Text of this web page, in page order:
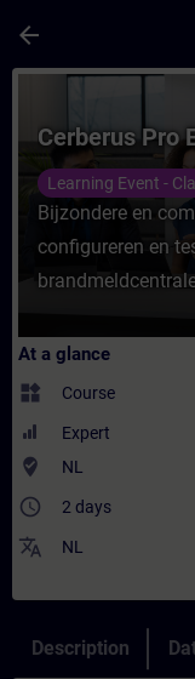
arrow_back
Course -
Cerberus Pro
Learning Event -
Bijzondere en
configureren en
At a glance
widgets Course
Expert
where_to_vote NL
access_time 2 days
translate NL
Description